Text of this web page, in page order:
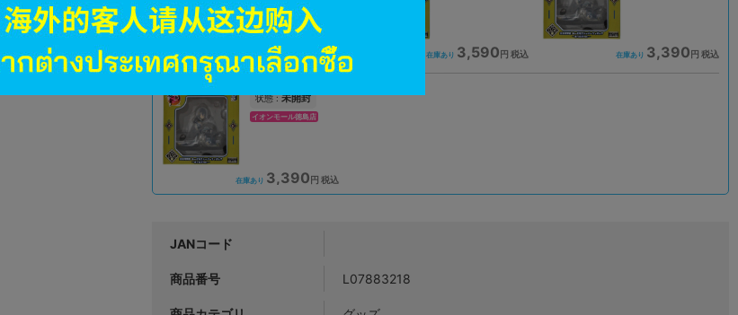
在庫あり 4,510円 税込 在庫あり 3,590円 税込 在庫あり 3,390円 税込
状態 :未開封
イオンモール徳島店
在庫あり 3,390円 税込
JANコード
商品番号 L07883218